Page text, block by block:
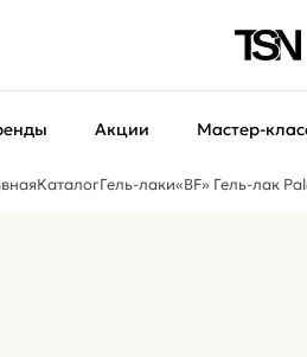
Акции Мастер-
КаталогГель-лаки«BF» Гель-лак